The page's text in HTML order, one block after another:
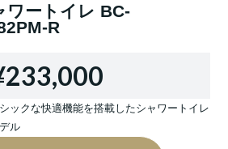
ワートイレ BC-
R
ックな快適機能を搭載したシャワートイレ
ル